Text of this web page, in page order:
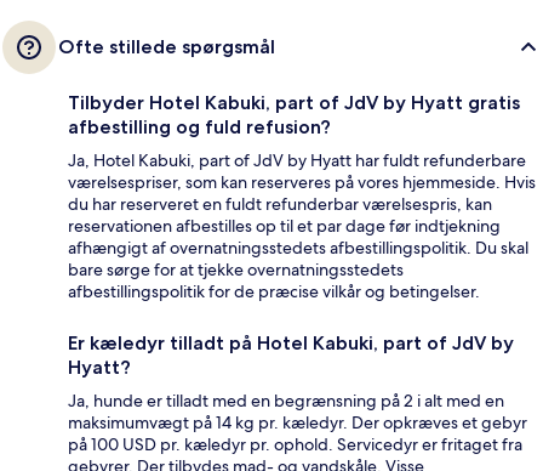
Ofte stillede spørgsmål
Tilbyder Hotel Kabuki, part of JdV by Hyatt gratis
afbestilling og fuld refusion?
Ja, Hotel Kabuki, part of JdV by Hyatt har fuldt refunderbare
værelsespriser, som kan reserveres på vores hjemmeside. Hvis
du har reserveret en fuldt refunderbar værelsespris, kan
reservationen afbestilles op til et par dage før indtjekning
afhængigt af overnatningsstedets afbestillingspolitik. Du skal
bare sørge for at tjekke overnatningsstedets
afbestillingspolitik for de præcise vilkår og betingelser.
Er kæledyr tilladt på Hotel Kabuki, part of JdV by
Hyatt?
Ja, hunde er tilladt med en begrænsning på 2 i alt med en
maksimumvægt på 14 kg pr. kæledyr. Der opkræves et gebyr
på 100 USD pr. kæledyr pr. ophold. Servicedyr er fritaget fra
gebyrer. Der tilbydes mad- og vandskåle. Visse